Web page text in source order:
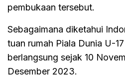
pembukaan tersebut.
Sebagaimana diketahui
tuan rumah Piala Dunia U-
berlangsung sejak 10
Desember 2023.